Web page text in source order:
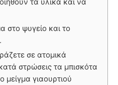
στο ψυγείο και το
σε ατομικά
στρώσεις τα μπισκότα
μείγμα γιαουρτιού